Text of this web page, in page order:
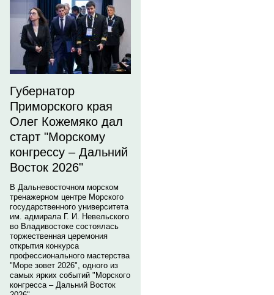
Губернатор
Приморского края
Олег Кожемяко дал
старт "Морскому
конгрессу – Дальний
Восток 2026"
В Дальневосточном морском
тренажерном центре Морского
государственного университета
им. адмирала Г. И. Невельского
во Владивостоке состоялась
торжественная церемония
открытия конкурса
профессионального мастерства
"Море зовет 2026", одного из
самых ярких событий "Морского
конгресса – Дальний Восток